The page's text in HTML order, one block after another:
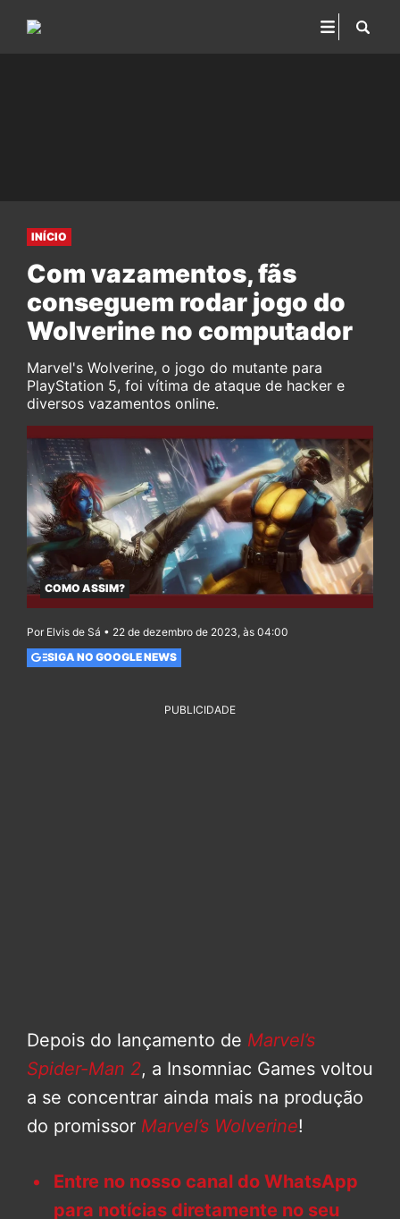
INÍCIO
Com vazamentos, fãs
conseguem rodar jogo do
Wolverine no computador
Marvel's Wolverine, o jogo do mutante para
PlayStation 5, foi vítima de ataque de hacker e
diversos vazamentos online.
COMO ASSIM?
Por Elvis de Sá • 22 de dezembro de 2023, às 04:00
SIGA NO GOOGLE NEWS
PUBLICIDADE
Depois do lançamento de Marvel’s
Spider-Man 2, a Insomniac Games voltou
a se concentrar ainda mais na produção
do promissor Marvel’s Wolverine!
Entre no nosso canal do WhatsApp
para notícias diretamente no seu